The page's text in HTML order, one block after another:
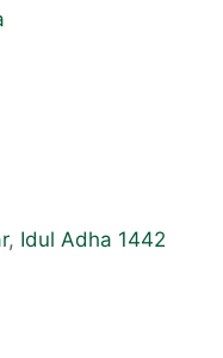
, Idul Adha 1442